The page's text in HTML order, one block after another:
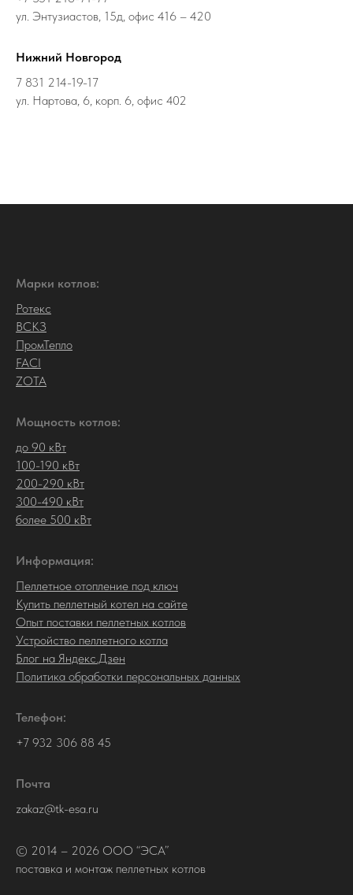
ул. Энтузиастов, 15д, офис 416 – 420
Нижний Новгород
7 831 214-19-17
ул. Нартова, 6, корп. 6, офис 402
Марки котлов:
Ротекс
ВСКЗ
ПромТепло
FACI
ZOTA
Мощность котлов:
до 90 кВт
100-190 кВт
200-290 кВт
300-490 кВт
более 500 кВт
Информация:
Пеллетное отопление под ключ
Купить пеллетный котел на сайте
Опыт поставки пеллетных котлов
Устройство пеллетного котла
Блог на Яндекс.Дзен
Политика обработки персональных данных
Телефон:
+7 932 306 88 45
Почта
zakaz@tk-esa.ru
© 2014 – 2026 ООО “ЭСА”
поставка и монтаж пеллетных котлов